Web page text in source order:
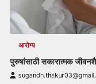
आरोग्य
पुरुषांसाठी सकारात्मक